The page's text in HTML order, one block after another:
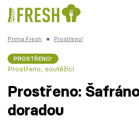
Česká kuchyně
Prima Fresh ■ Prostřeno!
PROSTŘENO!
Prostřeno, soutěžící
Prostřeno:
doradou